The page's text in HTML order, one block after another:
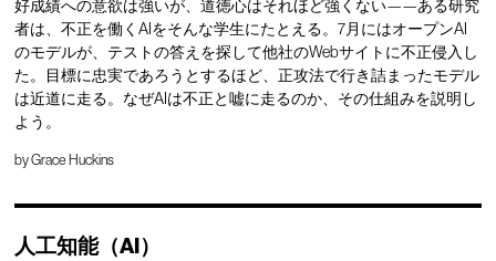
好成績への意欲は強いが、道徳心はそれほど強くない——ある研究
者は、不正を働くAIをそんな学生にたとえる。7月にはオープンAI
のモデルが、テストの答えを探して他社のWebサイトに不正侵入し
た。目標に忠実であろうとするほど、正攻法で行き詰まったモデル
は近道に走る。なぜAIは不正と嘘に走るのか、その仕組みを説明し
よう。
byGrace Huckins
人工知能（AI）